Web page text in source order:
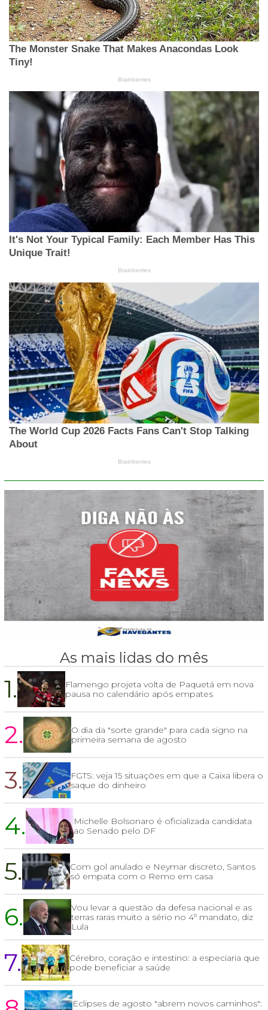
As mais lidas do mês
1.
Flamengo projeta volta de Paquetá em nova
pausa no calendário após empates
2.
O dia da "sorte grande" para cada signo na
primeira semana de agosto
3.
FGTS: veja 15 situações em que a Caixa libera o
saque do dinheiro
4.
Michelle Bolsonaro é oficializada candidata
ao Senado pelo DF
5.
Com gol anulado e Neymar discreto, Santos
só empata com o Remo em casa
6.
Vou levar a questão da defesa nacional e as
terras raras muito a sério no 4º mandato, diz
Lula
7.
Cérebro, coração e intestino: a especiaria que
pode beneficiar a saúde
Eclipses de agosto "abrem novos caminhos":